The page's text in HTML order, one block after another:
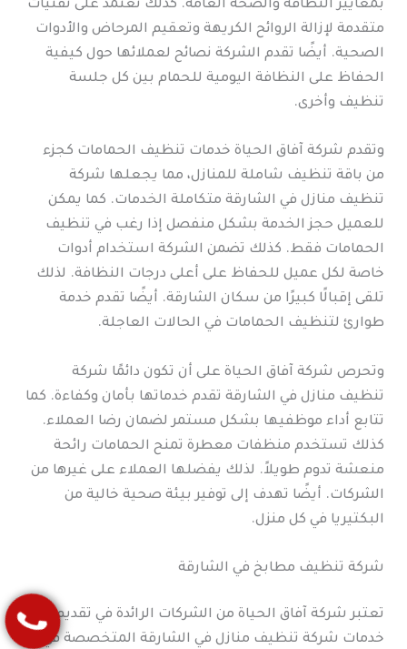
بمعايير النظافة والصحة العامة. كذلك تعتمد على تقنيات
متقدمة لإزالة الروائح الكريهة وتعقيم المرحاض والأدوات
الصحية. أيضًا تقدم الشركة نصائح لعملائها حول كيفية
الحفاظ على النظافة اليومية للحمام بين كل جلسة
تنظيف وأخرى.
وتقدم شركة آفاق الحياة خدمات تنظيف الحمامات كجزء
من باقة تنظيف شاملة للمنازل، مما يجعلها شركة
تنظيف منازل في الشارقة متكاملة الخدمات. كما يمكن
للعميل حجز الخدمة بشكل منفصل إذا رغب في تنظيف
الحمامات فقط. كذلك تضمن الشركة استخدام أدوات
خاصة لكل عميل للحفاظ على أعلى درجات النظافة. لذلك
تلقى إقبالًا كبيرًا من سكان الشارقة. أيضًا تقدم خدمة
طوارئ لتنظيف الحمامات في الحالات العاجلة.
وتحرص شركة آفاق الحياة على أن تكون دائمًا شركة
تنظيف منازل في الشارقة تقدم خدماتها بأمان وكفاءة. كما
تتابع أداء موظفيها بشكل مستمر لضمان رضا العملاء.
كذلك تستخدم منظفات معطرة تمنح الحمامات رائحة
منعشة تدوم طويلاً. لذلك يفضلها العملاء على غيرها من
الشركات. أيضًا تهدف إلى توفير بيئة صحية خالية من
البكتيريا في كل منزل.
شركة تنظيف مطابخ في الشارقة
تعتبر شركة آفاق الحياة من الشركات الرائدة في تقديم
خدمات شركة تنظيف منازل في الشارقة المتخصصة في